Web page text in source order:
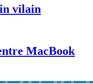
vilain
MacBook